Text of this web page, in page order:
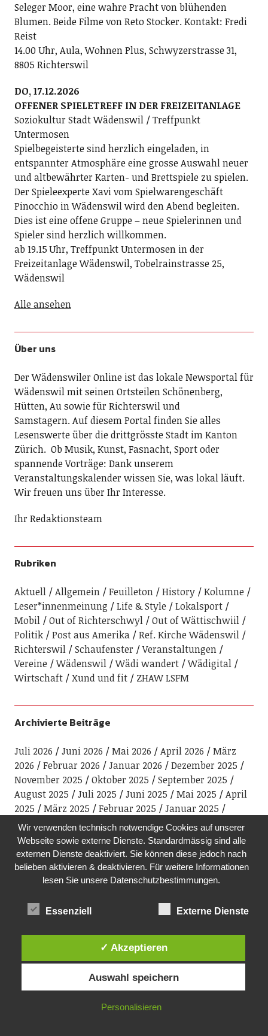
Seleger Moor, eine wahre Pracht von blühenden
Blumen. Beide Filme von Reto Stocker. Kontakt: Fredi
Reist
14.00 Uhr, Aula, Wohnen Plus, Schwyzerstrasse 31,
8805 Richterswil
DO, 17.12.2026
OFFENER SPIELETREFF IN DER FREIZEITANLAGE
Soziokultur Stadt Wädenswil / Treffpunkt
Untermosen
Spielbegeisterte sind herzlich eingeladen, in
entspannter Atmosphäre eine grosse Auswahl neuer
und altbewährter Karten- und Brettspiele zu spielen.
Der Spieleexperte Xavi vom Spielwarengeschäft
Pinocchio in Wädenswil wird den Abend begleiten.
Dies ist eine offene Gruppe – neue Spielerinnen und
Spieler sind herzlich willkommen.
ab 19.15 Uhr, Treffpunkt Untermosen in der
Freizeitanlage Wädenswil, Tobelrainstrasse 25,
Wädenswil
Alle ansehen
Über uns
Der Wädenswiler Online ist das lokale Newsportal für
Wädenswil mit seinen Ortsteilen Schönenberg,
Hütten, Au sowie für Richterswil und
Samstagern. Auf diesem Portal finden Sie alles
Lesenswerte über die drittgrösste Stadt im Kanton
Zürich. Ob Musik, Kunst, Fasnacht, Sport oder
spannende Vorträge: Dank unserem
Veranstaltungskalender wissen Sie, was lokal läuft.
Wir freuen uns über Ihr Interesse.
Ihr Redaktionsteam
Rubriken
Aktuell Allgemein Feuilleton History
Kolumne
Leser*innenmeinung
Life & Style
Lokalsport
Mobil
Out of Richterschwyl
Out of Wättischwiil
Politik
Post aus Amerika
Ref. Kirche Wädenswil
Richterswil
Schaufenster
Veranstaltungen
Vereine
Wädenswil Wädi wandert
Wädigital
Wirtschaft
Xund und fit ZHAW LSFM
Archivierte Beiträge
Juli 2026 Juni 2026 Mai 2026 April 2026
März
2026
Februar 2026 Januar 2026
Dezember 2025
November 2025
Oktober 2025
September 2025
August 2025
Juli 2025 Juni 2025 Mai 2025
April
2025
März 2025 Februar 2025
Januar 2025
Dezember 2024
November 2024
Oktober 2024
September 2024
August 2024 Juli 2024
Juni 2024
Mai 2024
April 2024 März 2024
Februar 2024
Januar 2024
Dezember 2023
November 2023
Oktober 2023
September 2023 August 2023
Juli
Februar 2023
Januar 2023
Dezember 2022
August 2022
Juli 2022 Juni 2022 Mai 2022
April
Februar 2022
Januar 2022
Dezember 2021
November 2021
Oktober 2021
August 2021 Juli 2021
Dezember 2020
November 2020
Wir verwenden technisch notwendige Cookies auf unserer
Webseite sowie externe Dienste. Standardmässig sind alle
externen Dienste deaktiviert. Sie können diese jedoch nach
belieben aktivieren & deaktivieren. Für weitere Informationen
lesen Sie unsere Datenschutzbestimmungen.
Essenziell Externe Dienste
✓ Akzeptieren
Auswahl speichern
Personalisieren